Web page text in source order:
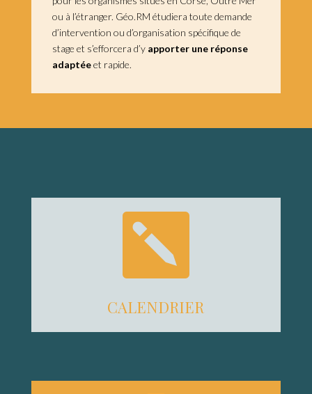
ou à l’étranger. Géo.RM étudiera toute demande
d’intervention ou d’organisation spécifique de
stage et s’efforcera d’y apporter une réponse
adaptéeet rapide.

CALENDRIER